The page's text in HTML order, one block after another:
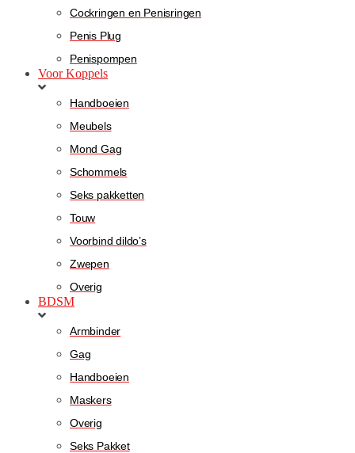
Cockringen en Penisringen
Penis Plug
Penispompen
Voor Koppels
Handboeien
Meubels
Mond Gag
Schommels
Seks pakketten
Touw
Voorbind dildo’s
Zwepen
Overig
BDSM
Armbinder
Gag
Handboeien
Maskers
Overig
Seks Pakket